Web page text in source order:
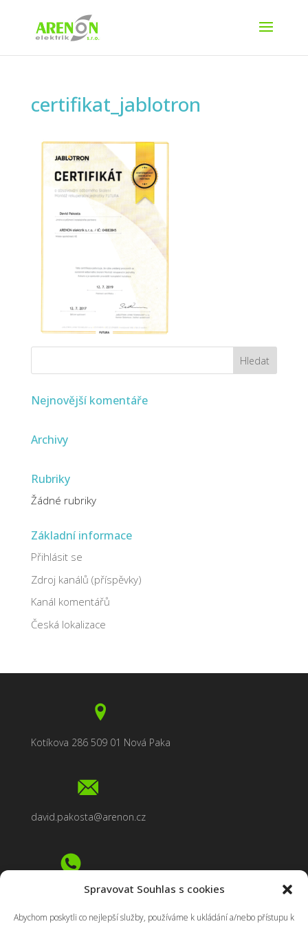
Spravovat Souhlas s cookies
Abychom poskytli co nejlepší služby, používáme k ukládání a/nebo přístupu k
certifikat_jablotron
Nejnovější komentáře
Archivy
Rubriky
Žádné rubriky
Základní informace
Přihlásit se
Zdroj kanálů (příspěvky)
Kanál komentářů
Česká lokalizace
Kotíkova 286 509 01 Nová Paka
david.pakosta@arenon.cz
+420 604 791 851